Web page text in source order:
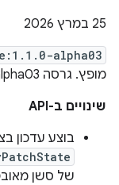
‫25 במרץ 2026
alpha03
מופץ. גרסה ‎1.1.0-alpha03 מכילה את
שינויים ב-API
בוצע עדכון
של סשן